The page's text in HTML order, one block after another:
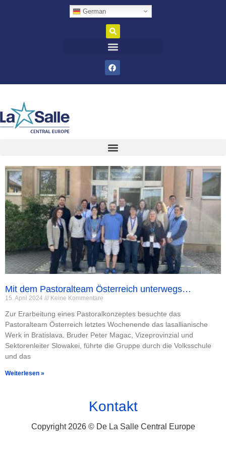
German
Mit dem Pastoralteam Österreich unterwegs…
15. April 2024 Keine Kommentare
Zur Erarbeitung eines Pastoralkonzeptes besuchte das
Pastoralteam Österreich letztes Wochenende das lasallianische
Werk in Bratislava. Bruder Peter Magac, Vizeprovinzial und
Sektorenleiter Slowakei, führte die Gruppe durch die Volksschule
und das
Weiterlesen »
Kontakt
Copyright 2026 © De La Salle Central Europe